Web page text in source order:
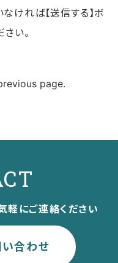
ければ【送信する】ボ
い。
page.
軽にご連絡ください
い合わせ